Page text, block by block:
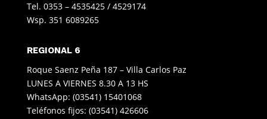
Tel. 0353 – 4535425 / 4529174
Wsp. 351 6089265
REGIONAL 6
Roque Saenz Peña 187 – Villa Carlos Paz
LUNES A VIERNES 8.30 A 13 HS
WhatsApp: (03541) 15401068
Teléfonos fijos: (03541) 426606